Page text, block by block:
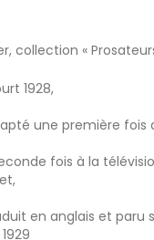
collection «
1928,
une première fois
fois à la
en anglais et paru